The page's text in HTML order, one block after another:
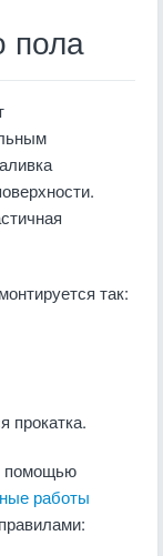
пола
так:
прокатка.
помощью
работы